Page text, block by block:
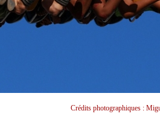
Crédits photographiques :